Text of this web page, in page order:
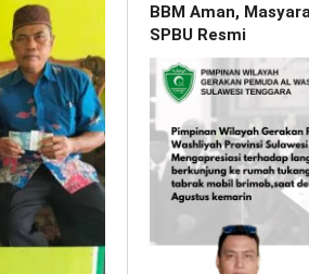
BBM Aman,
SPBU Resmi